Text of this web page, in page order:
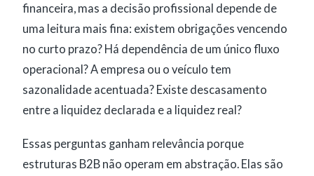
financeira, mas a decisão profissional depende de
uma leitura mais fina: existem obrigações vencendo
no curto prazo? Há dependência de um único fluxo
operacional? A empresa ou o veículo tem
sazonalidade acentuada? Existe descasamento
entre a liquidez declarada e a liquidez real?
Essas perguntas ganham relevância porque
estruturas B2B não operam em abstração. Elas são